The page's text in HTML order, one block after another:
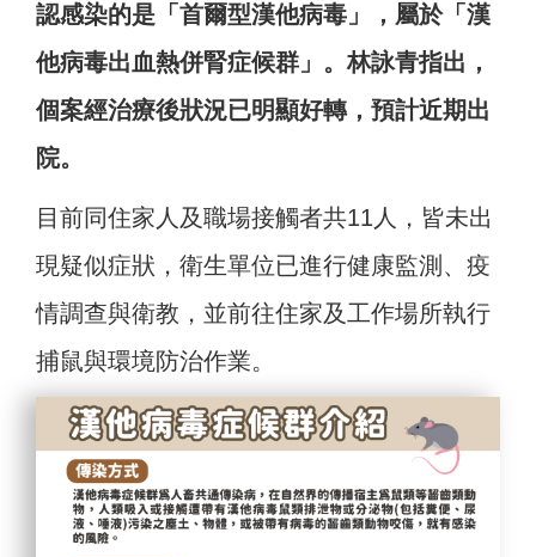
認感染的是「首爾型漢他病毒」，屬於「漢
他病毒出血熱併腎症候群」。林詠青指出，
個案經治療後狀況已明顯好轉，預計近期出
院。
目前同住家人及職場接觸者共11人，皆未出
現疑似症狀，衛生單位已進行健康監測、疫
情調查與衛教，並前往住家及工作場所執行
捕鼠與環境防治作業。